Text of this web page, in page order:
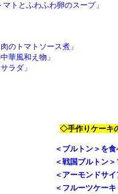
マトとふわふわ卵のスープ」
のトマトソース煮」
華風和え物」
ラダ」
◇手作りケーキ
＜ブルトン＞を
＜戦国ブルトン
＜アーモンドサ
＜フルーツケーキ